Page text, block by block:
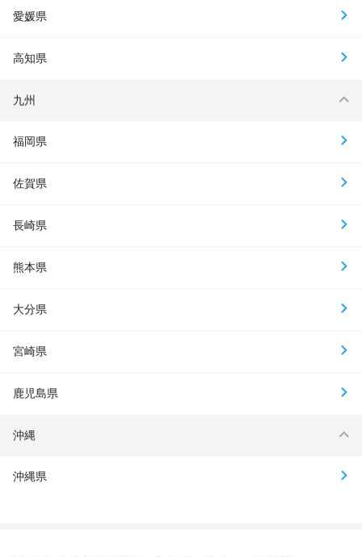
愛媛県
高知県
九州
福岡県
佐賀県
長崎県
熊本県
大分県
宮崎県
鹿児島県
沖縄
沖縄県